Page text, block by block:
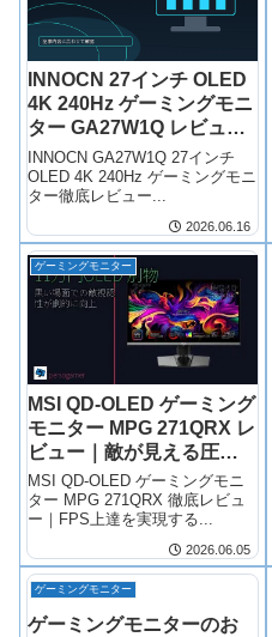
INNOCN 27インチ OLED
4K 240Hz ゲーミングモニ
ター GA27W1Q レビュー
｜RTX 4090ユーザー向け
最高峰モニター
INNOCN GA27W1Q 27インチ
OLED 4K 240Hz ゲーミングモニ
ター徹底レビュー...
2026.06.16
ゲーミングモニター
MSI QD-OLED ゲーミング
モニター MPG 271QRX レ
ビュー｜敵が見える圧倒
的な視認性とFPS上達へ
の道
MSI QD-OLED ゲーミングモニ
ター MPG 271QRX 徹底レビュ
ー｜FPS上達を実現する...
2026.06.05
ゲーミングモニター
ゲーミングモニターのお